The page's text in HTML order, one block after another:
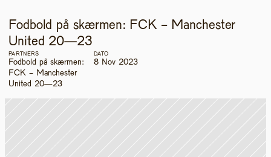
Fodbold på skærmen: FCK - Manchester
United 20—23
PARTNERS
Fodbold på skærmen:
FCK - Manchester
United 20—23
DATO
8 Nov 2023